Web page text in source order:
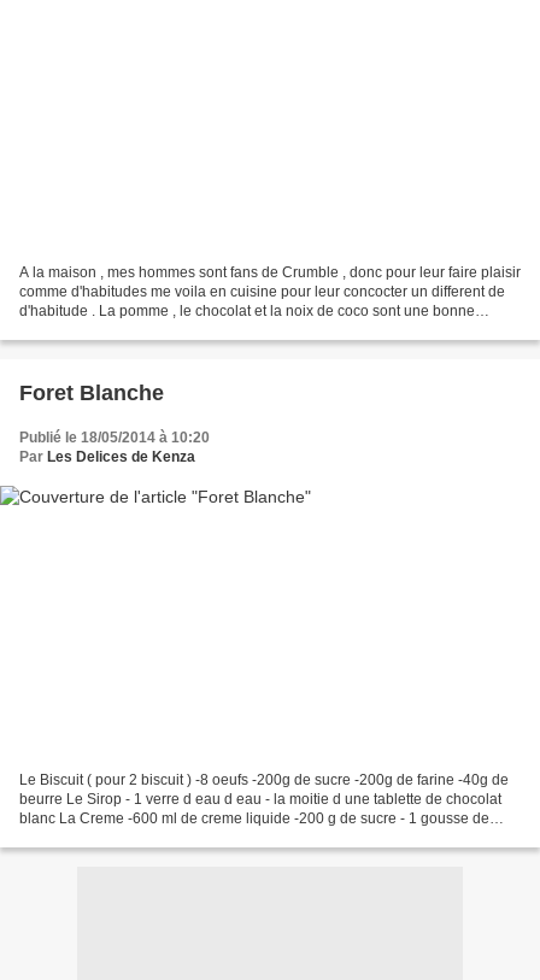
A la maison , mes hommes sont fans de Crumble , donc pour leur faire plaisir
comme d'habitudes me voila en cuisine pour leur concocter un different de
d'habitude . La pomme , le chocolat et la noix de coco sont une bonne
Foret Blanche
Publié le 18/05/2014 à 10:20
Par Les Delices de Kenza
Le Biscuit ( pour 2 biscuit ) -8 oeufs -200g de sucre -200g de farine -40g de
beurre Le Sirop - 1 verre d eau d eau - la moitie d une tablette de chocolat
blanc La Creme -600 ml de creme liquide -200 g de sucre - 1 gousse de